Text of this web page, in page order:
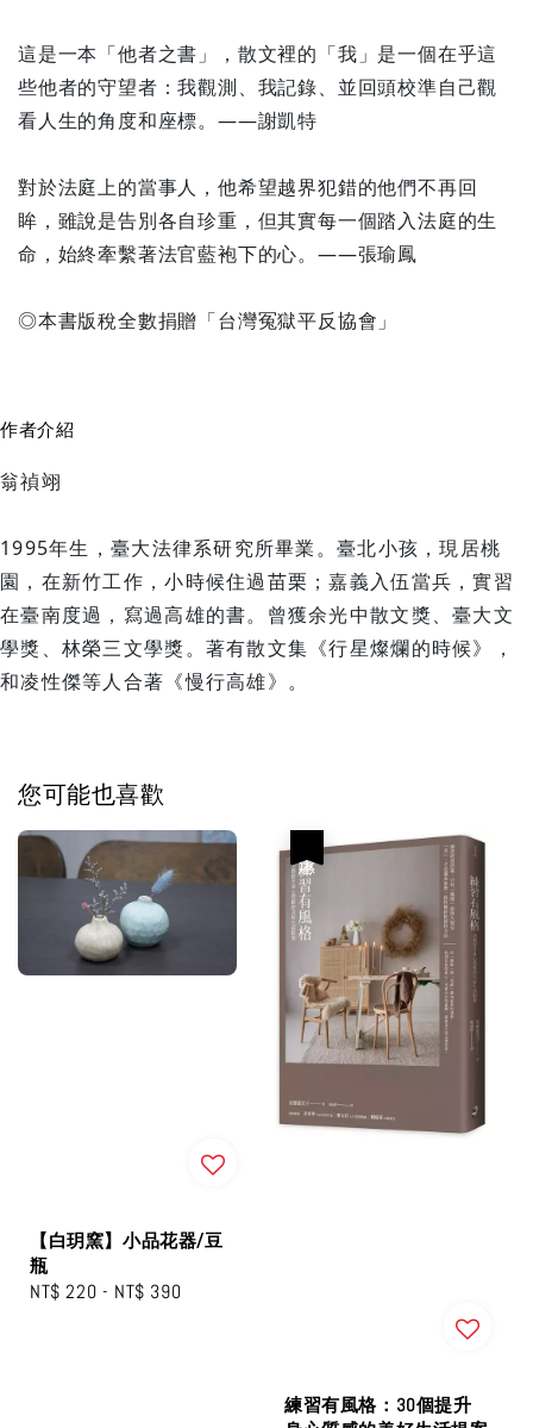
這是一本「他者之書」，散文裡的「我」是一個在乎這
些他者的守望者：我觀測、我記錄、並回頭校準自己觀
看人生的角度和座標。——謝凱特
對於法庭上的當事人，他希望越界犯錯的他們不再回
眸，雖說是告別各自珍重，但其實每一個踏入法庭的生
命，始終牽繫著法官藍袍下的心。——張瑜鳳
◎本書版稅全數捐贈「台灣冤獄平反協會」
作者介紹
翁禎翊
1995年生，臺大法律系研究所畢業。臺北小孩，現居桃
園，在新竹工作，小時候住過苗栗；嘉義入伍當兵，實習
在臺南度過，寫過高雄的書。曾獲余光中散文獎、臺大文
學獎、林榮三文學獎。著有散文集《行星燦爛的時候》，
和凌性傑等人合著《慢行高雄》。
您可能也喜歡
【白玥窯】小品花器/豆
瓶
Regular
NT$ 220 - NT$ 390
練習有風格：30個提升